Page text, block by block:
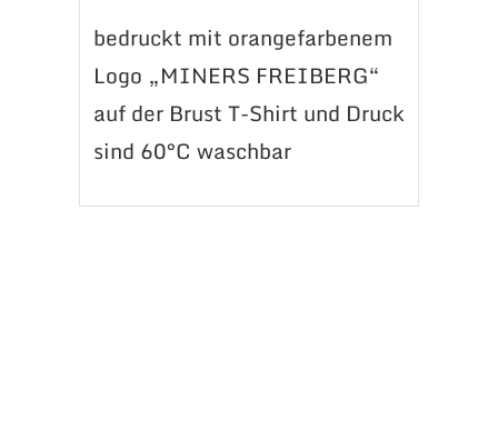
bedruckt mit orangefarbenem
Logo „MINERS FREIBERG“
auf der Brust T-Shirt und Druck
sind 60°C waschbar